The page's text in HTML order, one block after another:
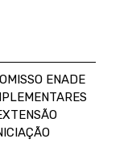
ENADE